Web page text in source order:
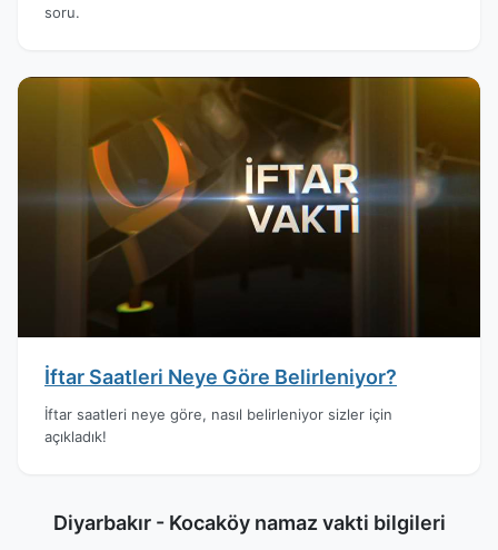
soru.
İftar Saatleri Neye Göre Belirleniyor?
İftar saatleri neye göre, nasıl belirleniyor sizler için
açıkladık!
Diyarbakır - Kocaköy namaz vakti bilgileri